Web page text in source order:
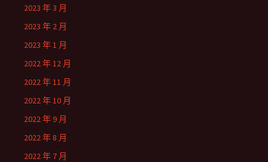
2023 年 3 月
2023 年 2 月
2023 年 1 月
2022 年 12 月
2022 年 11 月
2022 年 10 月
2022 年 9 月
2022 年 8 月
2022 年 7 月